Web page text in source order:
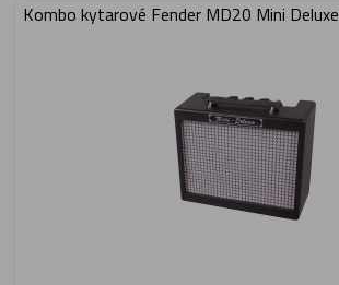
Kombo kytarové Fender MD20 Mini Deluxe